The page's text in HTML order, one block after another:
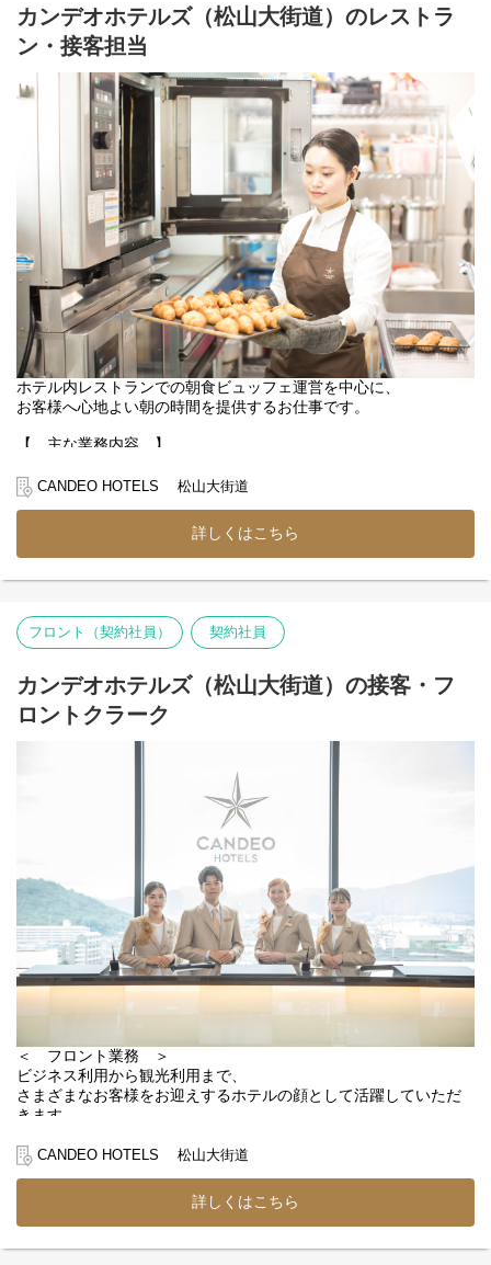
フロント業務だけでなく、レストランサービスや朝食準備など、
ホテル運営に関わる業務も経験できます。
ホテルの仕事を幅広く学びたい方にもぴったりの環境です。
＜ ホテル経営の知識にも触れられる ＞
ご本人の希望や成長に合わせて、
ホテル運営を支えるさまざまな業務にも携わることができます。
＊お部屋の料金設定や宿泊プランづくり
＊備品などの発注業務
＊館内設備の管理
＊売上管理のサポート
＊スタッフ育成やチームづくり など
日々の業務を通じて、接客だけではないホテル運営の面白さや、
経営視点も自然と学ぶことが可能です。
カンデオホテルズ（松山大街道）のレストラ
ン・接客担当
ホテル内レストランでの朝食ビュッフェ運営を中心に、
お客様へ心地よい朝の時間を提供するお仕事です。
【 主な業務内容 】
■朝食会場での接客対応
■料理の補充・提供
朝の時間帯は、ビュッフェ料理の準備やフロアでの接客、
お客様が気持ちよく一日をスタートできるよう、
笑顔のおもてなしをお願いします。
夜の時間帯は、翌日の朝食提供に向けた仕込み業務が中心です。
朝のシフト担当へスムーズに引き継げるよう、
食材の準備や仕込み作業を行っていただきます。
調理経験がない方も安心してスタートできます。
また、レストラン業務だけでなく、希望や適性に応じてフロント
（チェックイン・チェックアウト対応、予約受付、顧客管理な
ど）にもチャレンジ可能。
ホテル運営全般を学ぶことが可能です。
さらに、将来的には客室販売価格の設定やプラン作成、売上管
理、受発注業務、
スタッフマネジメントなど、ホテル経営に関わる業務にも携わる
ことができます。
接客スキルだけでなく、ホテル運営や経営の知識まで身につく環
自分らしいキャリアを築いていきませんか？
CANDEO HOTELS 松山大街道
詳しくはこちら
フロント（契約社員） 契約社員
カンデオホテルズ（松山大街道）の接客・フ
ロントクラーク
＜ フロント業務 ＞
ビジネス利用から観光利用まで、
さまざまなお客様をお迎えするホテルの顔として活躍していただ
きます。
接客・運営業務をお任せします。
＊お客様のチェックイン、チェックアウト対応
＊予約受付および顧客管理
＊電話対応
＊近隣エリアの観光案内
CANDEO HOTELS 松山大街道
詳しくはこちら